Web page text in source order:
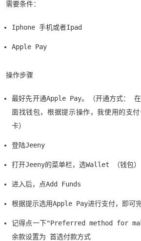
需要条件：
Iphone 手机或者Ipad
Apple Pay
操作步骤
最好先开通Apple Pay。（开通方式：
面找钱包，根据提示操作，我使用的支
卡）
登陆Jeeny
打开Jeeny的菜单栏，选Wallet （钱包）
进入后，点Add Funds
根据提示选用Apple Pay进行支付，即可
记得点一下"Preferred method for
余款设置为 首选付款方式